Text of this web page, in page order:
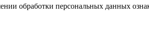
обработки персональных данных